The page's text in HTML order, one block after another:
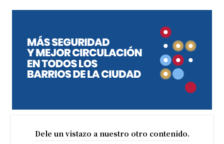
Dele un vistazo a nuestro otro contenido.